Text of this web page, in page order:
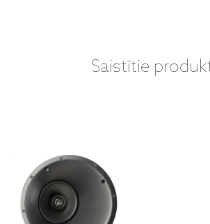
Saistītie